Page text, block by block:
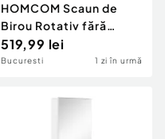
HOMCOM Scaun de
Birou Rotativ fără
Cotiere, Înălțime
Reglabilă, Crem
519,99 lei
Bucuresti 1 zi în urmă